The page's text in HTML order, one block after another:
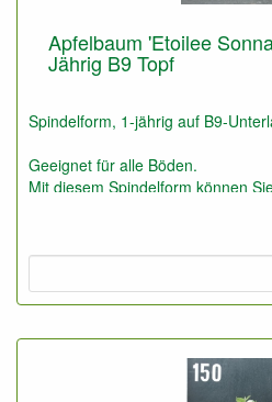
Apfelbaum 'Etoilee
Jährig B9 Topf
Spindelform, 1-jährig auf B9-
Geeignet für alle Böden.
Mit diesem Spindelform können
Auch für niedrige
Obsthecken geeignet.
Diese Unterlage ist sehr
guten Böden und etwas trockener
Bringt schnell Früchte.